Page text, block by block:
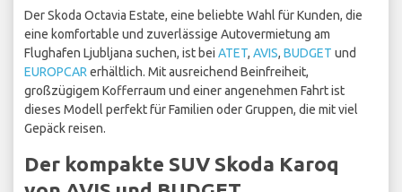
Der Skoda Octavia Estate, eine beliebte Wahl für Kunden, die
eine komfortable und zuverlässige Autovermietung am
Flughafen Ljubljana suchen, ist bei ATET, AVIS, BUDGET und
EUROPCAR erhältlich. Mit ausreichend Beinfreiheit,
großzügigem Kofferraum und einer angenehmen Fahrt ist
dieses Modell perfekt für Familien oder Gruppen, die mit viel
Gepäck reisen.
Der kompakte SUV Skoda Karoq